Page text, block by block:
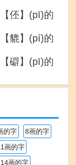
【伾】(pī)的
【貔】(pí)的
【礔】(pī)的
的字
8画的字
画的字
14画的字